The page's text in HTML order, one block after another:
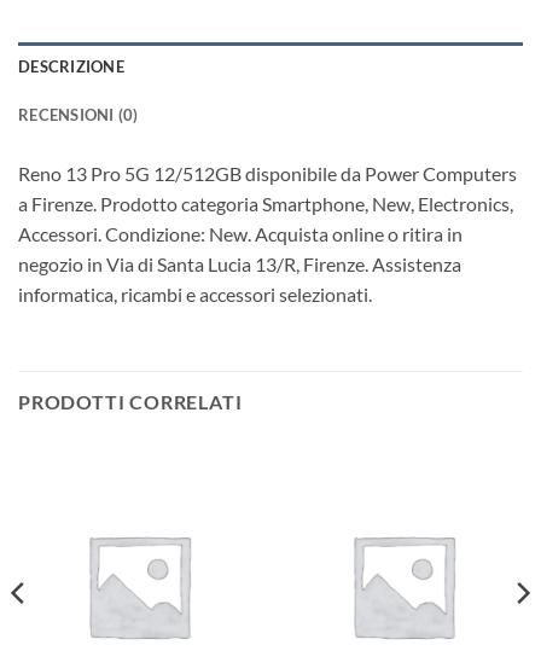
DESCRIZIONE
RECENSIONI (0)
Reno 13 Pro 5G 12/512GB disponibile da Power Computers
a Firenze. Prodotto categoria Smartphone, New, Electronics,
Accessori. Condizione: New. Acquista online o ritira in
negozio in Via di Santa Lucia 13/R, Firenze. Assistenza
informatica, ricambi e accessori selezionati.
PRODOTTI CORRELATI